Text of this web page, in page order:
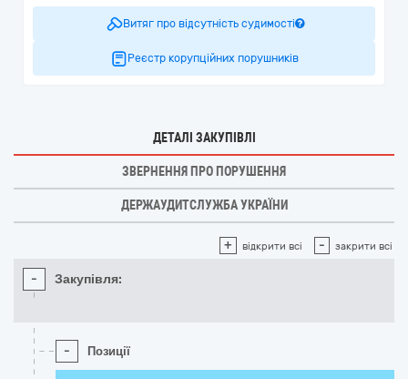
Витяг про відсутність судимості
Реєстр корупційних порушників
ДЕТАЛІ ЗАКУПІВЛІ
ЗВЕРНЕННЯ ПРО ПОРУШЕННЯ
ДЕРЖАУДИТСЛУЖБА УКРАЇНИ
+ відкрити всі - закрити всі
- Закупівля:
- Позиції